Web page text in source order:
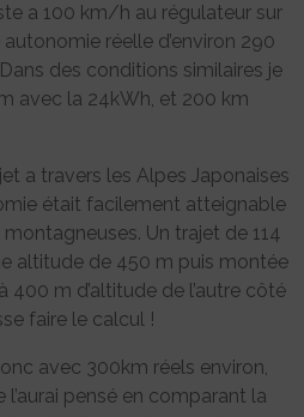
a 100 km/h au régulateur sur
réelle d’environ 290
des conditions similaires je
avec la 24kWh, et 200 km
a travers les Alpes Japonaises
était facilement atteignable
Un trajet de 114
altitude de 450 m puis montée
400 m d’altitude de l’autre côté
faire le calcul !
avec 300km réels environ,
pensé en comparant la